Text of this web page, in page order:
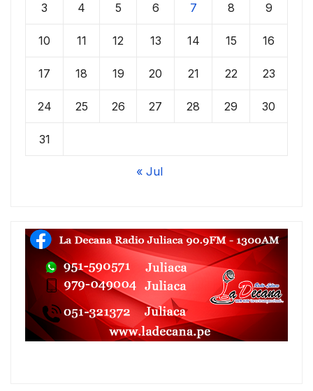
3 4 5 6 7 8 9
10 11 12 13 14 15 16
17 18 19 20 21 22 23
24 25 26 27 28 29 30
31
« Jul